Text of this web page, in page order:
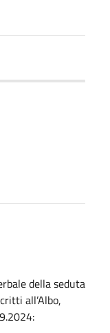
della seduta
all’Albo,